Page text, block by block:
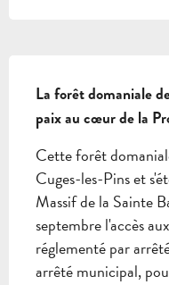
La forêt domaniale
paix au cœur de la
Cette forêt
Cuges-les-Pins et
Massif de la Sainte
septembre l'accès
réglementé par
arrêté municipal,